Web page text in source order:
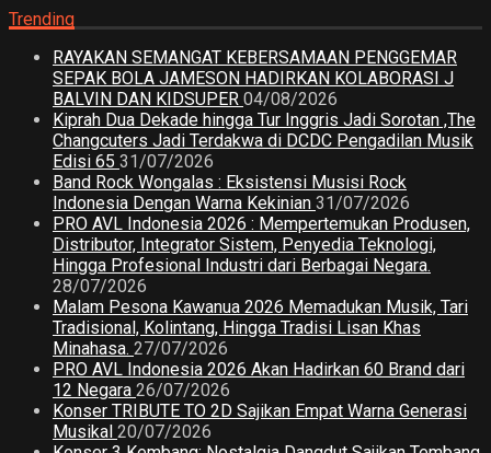
Trending
RAYAKAN SEMANGAT KEBERSAMAAN PENGGEMAR
SEPAK BOLA JAMESON HADIRKAN KOLABORASI J
BALVIN DAN KIDSUPER 04/08/2026
Kiprah Dua Dekade hingga Tur Inggris Jadi Sorotan ,The
Changcuters Jadi Terdakwa di DCDC Pengadilan Musik
Edisi 65 31/07/2026
Band Rock Wongalas : Eksistensi Musisi Rock
Indonesia Dengan Warna Kekinian 31/07/2026
PRO AVL Indonesia 2026 : Mempertemukan Produsen,
Distributor, Integrator Sistem, Penyedia Teknologi,
Hingga Profesional Industri dari Berbagai Negara.
28/07/2026
Malam Pesona Kawanua 2026 Memadukan Musik, Tari
Tradisional, Kolintang, Hingga Tradisi Lisan Khas
Minahasa. 27/07/2026
PRO AVL Indonesia 2026 Akan Hadirkan 60 Brand dari
12 Negara 26/07/2026
Konser TRIBUTE TO 2D Sajikan Empat Warna Generasi
Musikal 20/07/2026